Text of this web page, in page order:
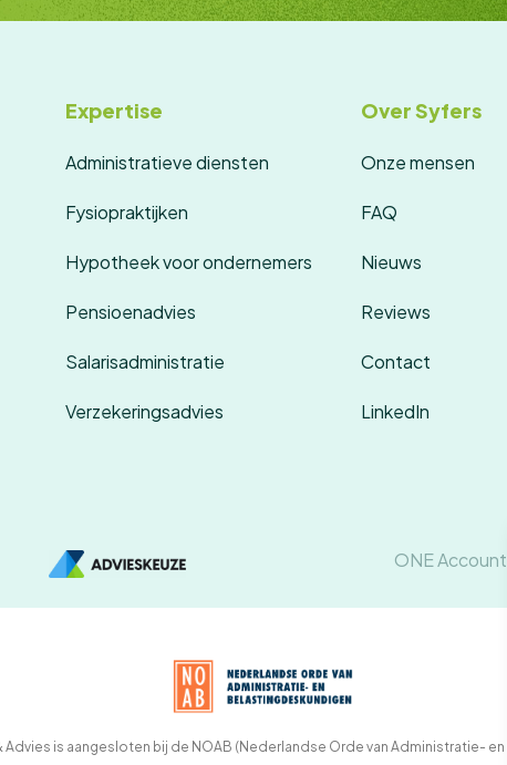
Expertise
Administratieve diensten
Fysiopraktijken
Hypotheek voor ondernemers
Pensioenadvies
Salarisadministratie
Verzekeringsadvies
Over Syfers
Onze mensen
FAQ
Nieuws
Reviews
Contact
LinkedIn
ONE
Advies is aangesloten bij de NOAB (Nederlandse Orde van Administratie-